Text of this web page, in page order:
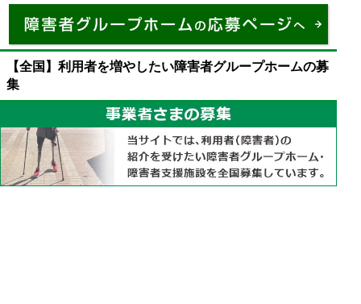
【全国】利用者を増やしたい障害者グループホームの募
集